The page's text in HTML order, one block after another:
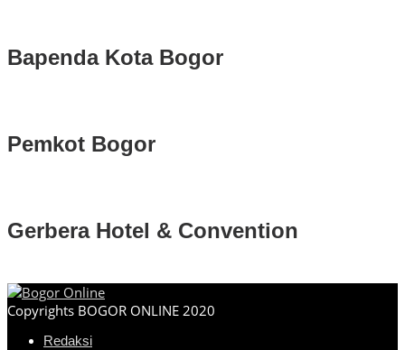
Bapenda Kota Bogor
Pemkot Bogor
Gerbera Hotel & Convention
Copyrights BOGOR ONLINE 2020
Redaksi